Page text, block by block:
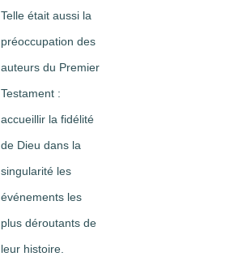
Telle était aussi la
préoccupation des
auteurs du Premier
Testament :
accueillir la fidélité
de Dieu dans la
singularité les
événements les
plus déroutants de
leur histoire.